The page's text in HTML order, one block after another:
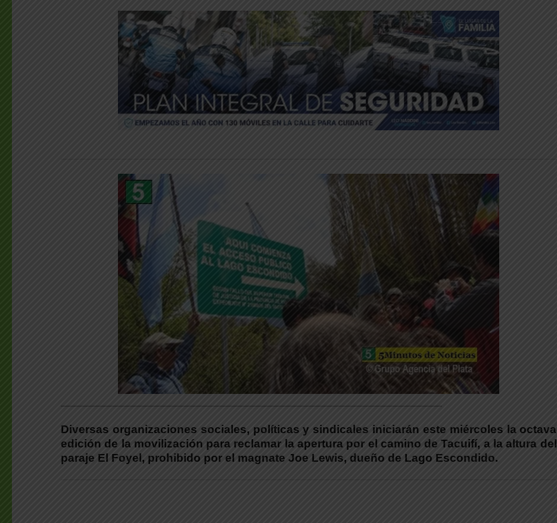
Diversas organizaciones sociales, políticas y sindicales iniciarán este miércoles la octava
edición de la movilización para reclamar la apertura por el camino de Tacuifí, a la altura del
paraje El Foyel, prohibido por el magnate Joe Lewis, dueño de Lago Escondido.